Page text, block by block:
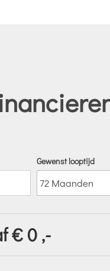
Gewenst looptijd
€ 0 ,-